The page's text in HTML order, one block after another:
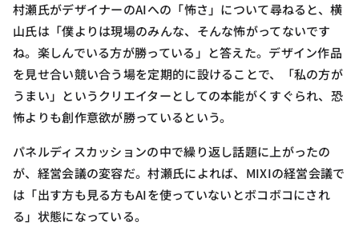
村瀬氏がデザイナーのAIへの「怖さ」について尋ねると、横
山氏は「僕よりは現場のみんな、そんな怖がってないです
ね。楽しんでいる方が勝っている」と答えた。デザイン作品
を見せ合い競い合う場を定期的に設けることで、「私の方が
うまい」というクリエイターとしての本能がくすぐられ、恐
怖よりも創作意欲が勝っているという。
パネルディスカッションの中で繰り返し話題に上がったの
が、経営会議の変容だ。村瀬氏によれば、MIXIの経営会議で
は「出す方も見る方もAIを使っていないとボコボコにされ
る」状態になっている。